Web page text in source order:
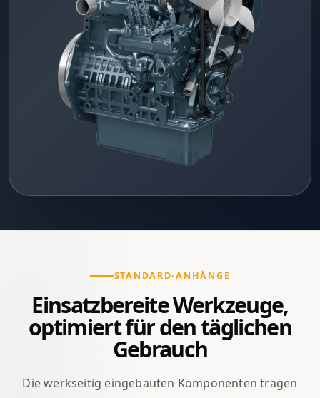
STANDARD-ANHÄNGE
Einsatzbereite Werkzeuge,
optimiert für den täglichen
Gebrauch
Die werkseitig eingebauten Komponenten tragen